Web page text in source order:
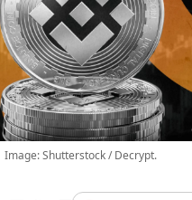
Image: Shutterstock / Decrypt.